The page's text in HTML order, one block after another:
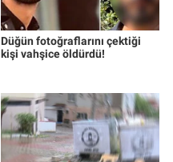
Düğün fotoğraflarını çektiği
kişi vahşice öldürdü!